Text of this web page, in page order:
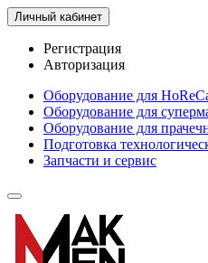
Личный кабинет
Регистрация
Авторизация
Оборудование для
Оборудование для
Оборудование для
Подготовка
Запчасти и сервис